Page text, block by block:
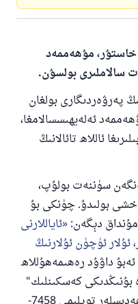
خاستۇر، مۇھەممەد
سالاملىرى بولسۇن.
پەرۋەردىگارى بولغان
ئەلەيھىسسالامغا،
ئاللاھ تائالانىڭ
سۈننەت بولۇپ،
بولىدۇ. چۈنكى بۇ
دېگەن: ئاياللارنى
ئۈچۈن ئۇلارنىڭ
داۋۇد رەھىمەھۇللاھ
بۇنىڭدىكى كەسكىنلىك"